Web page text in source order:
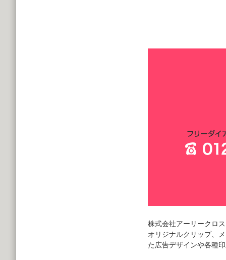
株式会社アーリークロ
オリジナルクリップ、
た広告デザインや各種